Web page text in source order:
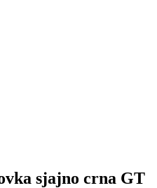
sjajno crna GT